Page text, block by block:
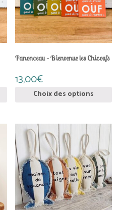
Panonceau – Bienvenue les Chicoufs
13,00€
Choix des options
options
peuvent
être
choisies
sur
la
du
produit
produit
a
plusieurs
variations.
Les
options
peuvent
être